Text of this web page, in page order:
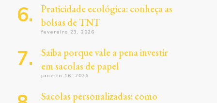
Praticidade ecológica: conheça as
bolsas de TNT
fevereiro 23, 2026
Saiba porque vale a pena investir
em sacolas de papel
janeiro 16, 2026
Sacolas personalizadas: como